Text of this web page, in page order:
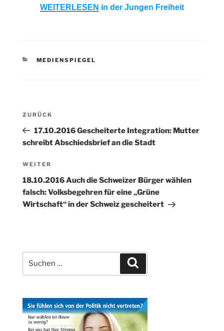
WEITERLESEN in der Jungen Freiheit
KATEGORIEN
MEDIENSPIEGEL
Beitragsnavigation
Vorheriger
Beitrag
ZURÜCK
17.10.2016 Gescheiterte Integration: Mutter
schreibt Abschiedsbrief an die Stadt
Nächster
Beitrag
WEITER
18.10.2016 Auch die Schweizer Bürger wählen
falsch: Volksbegehren für eine „Grüne
Wirtschaft“ in der Schweiz gescheitert
nach: